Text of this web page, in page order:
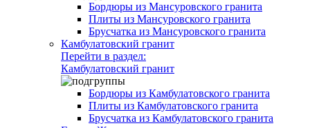
Бордюры из Мансуровского гранита
Плиты из Мансуровского гранита
Брусчатка из Мансуровского гранита
Камбулатовский гранит
Перейти в раздел:
Камбулатовский гранит
Бордюры из Камбулатовского гранита
Плиты из Камбулатовского гранита
Брусчатка из Камбулатовского гранита